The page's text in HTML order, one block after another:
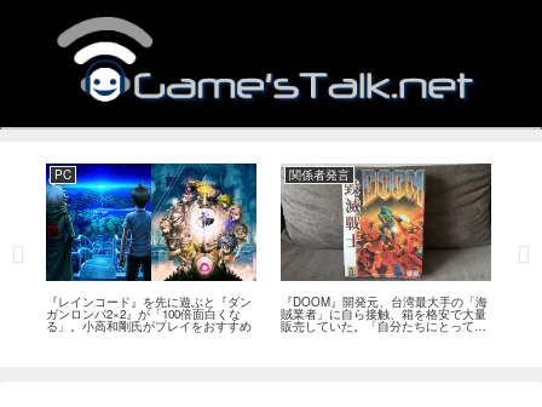
PC
『レインコード』を先に遊ぶと『ダン
ガンロンパ2×2』が「100倍面白くな
る」。小高和剛氏がプレイをおすすめ
関係者発言
『DOOM』開発元、台湾最大手の「海
賊業者」に自ら接触、箱を格安で大量
販売していた。「自分たちにとっては
流通だった」